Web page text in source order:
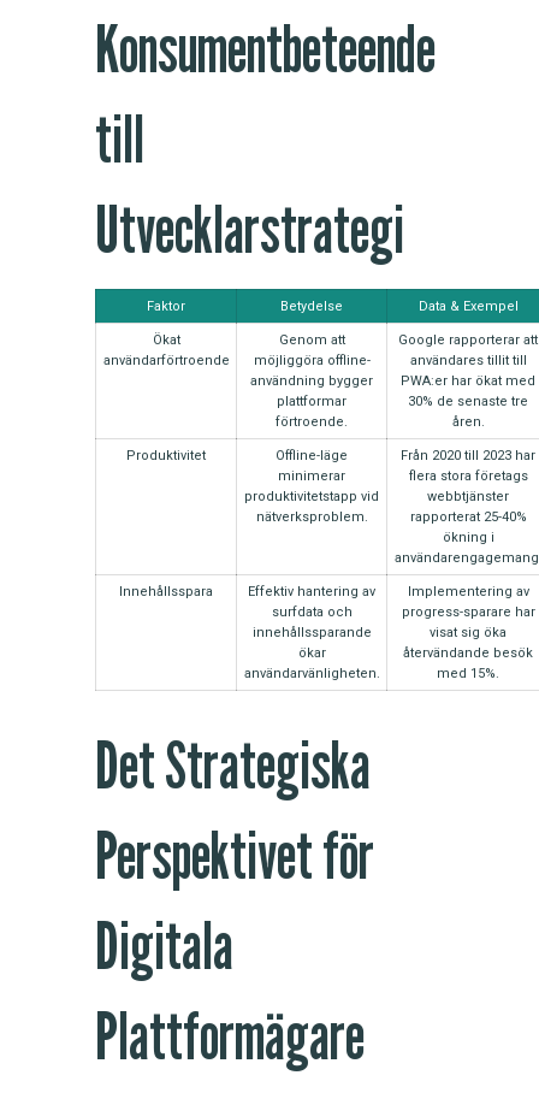
Konsumentbeteende
till
Utvecklarstrategi
Faktor Betydelse Data & Exempel
Ökat
användarförtroende
Genom att
möjliggöra offline-
användning bygger
plattformar
förtroende.
Google rapporterar att
användares tillit till
PWA:er har ökat med
30% de senaste tre
åren.
Produktivitet
Offline-läge
minimerar
produktivitetstapp vid
nätverksproblem.
Från 2020 till 2023 har
flera stora företags
webbtjänster
rapporterat 25-40%
ökning i
Innehållsspara
Effektiv hantering av
surfdata och
innehållssparande
ökar
användarvänligheten.
Implementering av
progress-sparare har
visat sig öka
återvändande besök
med 15%.
Det Strategiska
Perspektivet för
Digitala
Plattformägare